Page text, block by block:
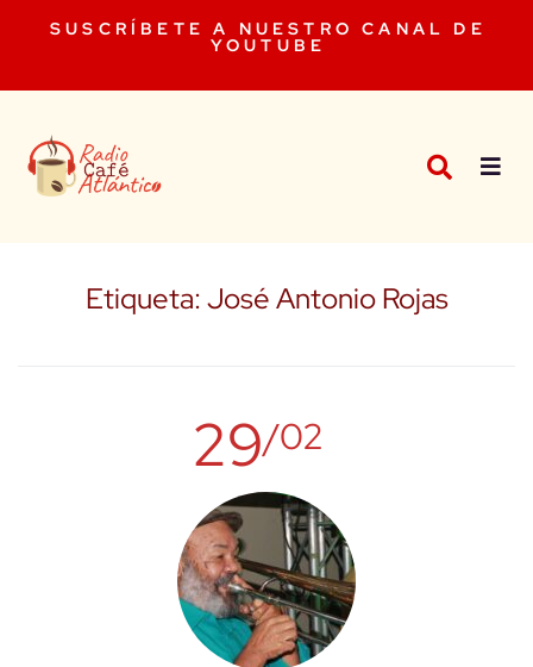
SUSCRÍBETE A NUESTRO CANAL DE
YOUTUBE
Etiqueta:José Antonio Rojas
29/02